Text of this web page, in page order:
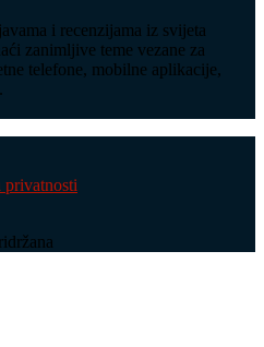
i recenzijama iz svijeta
zanimljive teme vezane za
telefone, mobilne aplikacije,